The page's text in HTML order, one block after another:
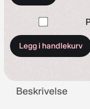
Kjøp
en
av
for
Legg i handlekurv
Beskrivelse